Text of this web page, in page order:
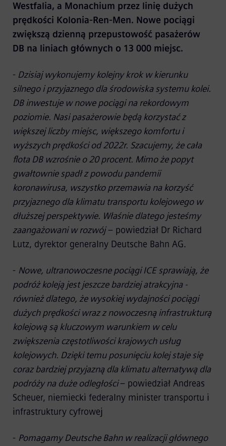
Westfalia, a Monachium przez linię dużych
prędkości Kolonia-Ren-Men. Nowe pociągi
zwiększą dzienną przepustowość pasażerów
DB na liniach głównych o 13 000 miejsc.
- Dzisiaj wykonujemy kolejny krok w kierunku
silnego i przyjaznego dla środowiska systemu kolei.
DB inwestuje w nowe pociągi na rekordowym
poziomie. Nasi pasażerowie będą korzystać z
większej liczby miejsc, większego komfortu i
wyższych prędkości od 2022r. Szacujemy, że cała
flota DB wzrośnie o 20 procent. Mimo że popyt
gwałtownie spadł z powodu pandemii
koronawirusa, wszystko przemawia na korzyść
przyjaznego dla klimatu transportu kolejowego w
dłuższej perspektywie. Właśnie dlatego jesteśmy
zaangażowani w rozwój– powiedział Dr Richard
Lutz, dyrektor generalny Deutsche Bahn AG.
- Nowe, ultranowoczesne pociągi ICE sprawiają, że
podróż koleją jest jeszcze bardziej atrakcyjna -
również dlatego, że wysokiej wydajności pociągi
dużych prędkości wraz z nowoczesną infrastrukturą
kolejową są kluczowym warunkiem w celu
zwiększenia częstotliwości krajowych usług
kolejowych. Dzięki temu posunięciu kolej staje się
coraz bardziej przyjazną dla klimatu alternatywą dla
podróży na duże odległości– powiedział Andreas
Scheuer, niemiecki federalny minister transportu i
infrastruktury cyfrowej
- Pomagamy Deutsche Bahn w realizacji głównego